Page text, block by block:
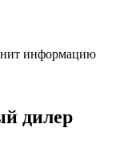
информацию
дилер